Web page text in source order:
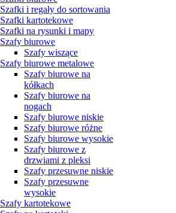
Szafki i regały do sortowania
Szafki kartotekowe
Szafki na rysunki i mapy
Szafy biurowe
Szafy wiszące
Szafy biurowe metalowe
Szafy biurowe na
kółkach
Szafy biurowe na
nogach
Szafy biurowe niskie
Szafy biurowe różne
Szafy biurowe wysokie
Szafy biurowe z
drzwiami z pleksi
Szafy przesuwne niskie
Szafy przesuwne
wysokie
Szafy kartotekowe